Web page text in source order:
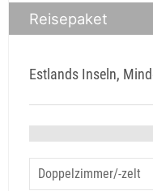
Reisepaket
Estlands Inseln,